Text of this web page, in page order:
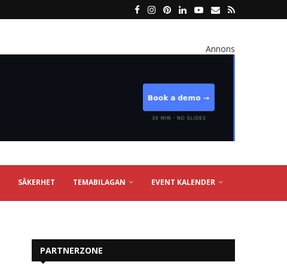
Annons
SÄKERHET TEMABILAGAN EVENT KALENDER
PARTNERZONE